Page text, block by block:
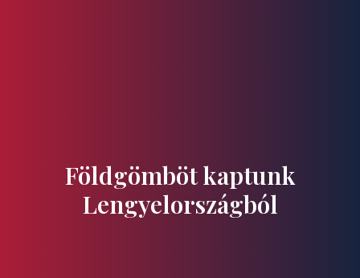
Földgömböt kaptunk
Lengyelországból